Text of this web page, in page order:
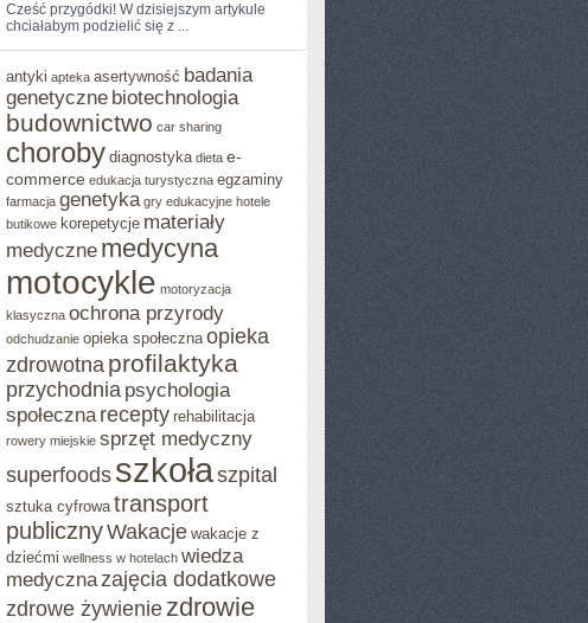
Cześć przygódki! W dzisiejszym artykule⁢
chciałabym podzielić ⁢się z ...
antyki apteka asertywność badania
genetyczne biotechnologia
budownictwo car sharing
choroby diagnostyka dieta e-
commerce edukacja turystyczna egzaminy
farmacja genetyka gry edukacyjne hotele
butikowe korepetycje materiały
medyczne medycyna
motocykle motoryzacja
klasyczna ochrona przyrody
odchudzanie opieka społeczna opieka
zdrowotna profilaktyka
przychodnia psychologia
społeczna recepty rehabilitacja
rowery miejskie sprzęt medyczny
superfoods szkołaszpital
sztuka cyfrowa transport
publicznyWakacje wakacje z
dziećmi wellness w hotelach wiedza
medycznazajęcia dodatkowe
zdrowe żywienie zdrowie